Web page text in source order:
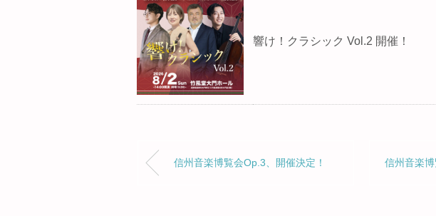
響け！クラシック Vol.2 開催！
信州音楽博覧会Op.3、開催決定！ 信州音楽